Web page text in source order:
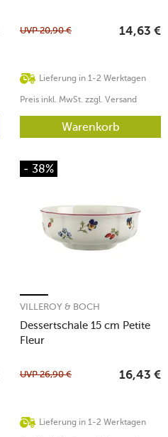
Lieferung in 1-2 Werktagen
UVP20,90 € 14,63 €
Preis inkl. MwSt. zzgl. Versand
Warenkorb
- 38%
Dessertschale 15 cm Petite
Fleur
VILLEROY & BOCH
Lieferung in 1-2 Werktagen
UVP26,90 € 16,43 €